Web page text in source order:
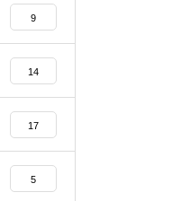
9
14
17
5